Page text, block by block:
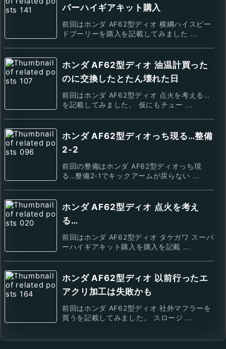
パーハイギアキット購入
前回はホンダ AF62型ディオ 横綱ハイスピー
ドプーリーを購入を記載してみました ...
ホンダ AF62型ディオ 油温計買った
のに交換したとたん壊れた日
前回はホンダ AF62型ディオ 点火を考える…
を記載してみました。 仮にもチュー ...
ホンダ AF62型ディオっち現る…整備
2-2
前回の整備はホンダ AF62型ディオっち現
る…整備2-1でキックアームが戻らない ...
ホンダ AF62型ディオ 点火を考え
る…
前回はホンダ AF62型ディオ タケガワ スーパ
ーハイギアキット購入を購入を記載 ...
ホンダ AF62型ディオ 以前行ったエ
アクリ加工は失敗かも
前回はホンダ AF62型ディオ 社外マフラーを
買うを記載してみました。 スロージ ...